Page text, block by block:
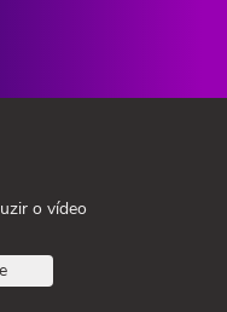
o vídeo